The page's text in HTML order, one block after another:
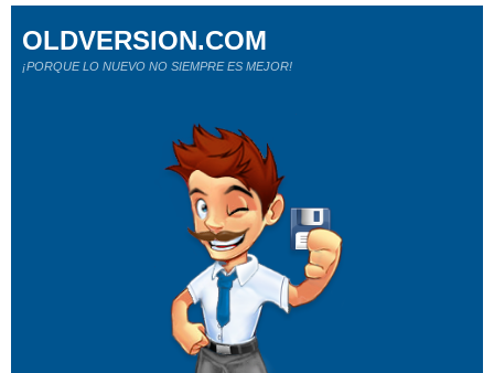
OLDVERSION.COM
¡PORQUE LO NUEVO NO SIEMPRE ES MEJOR!